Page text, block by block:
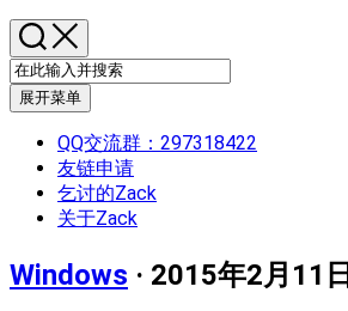
展开菜单
QQ交流群：297318422
友链申请
乞讨的Zack
关于Zack
Windows · 2015年2月11日